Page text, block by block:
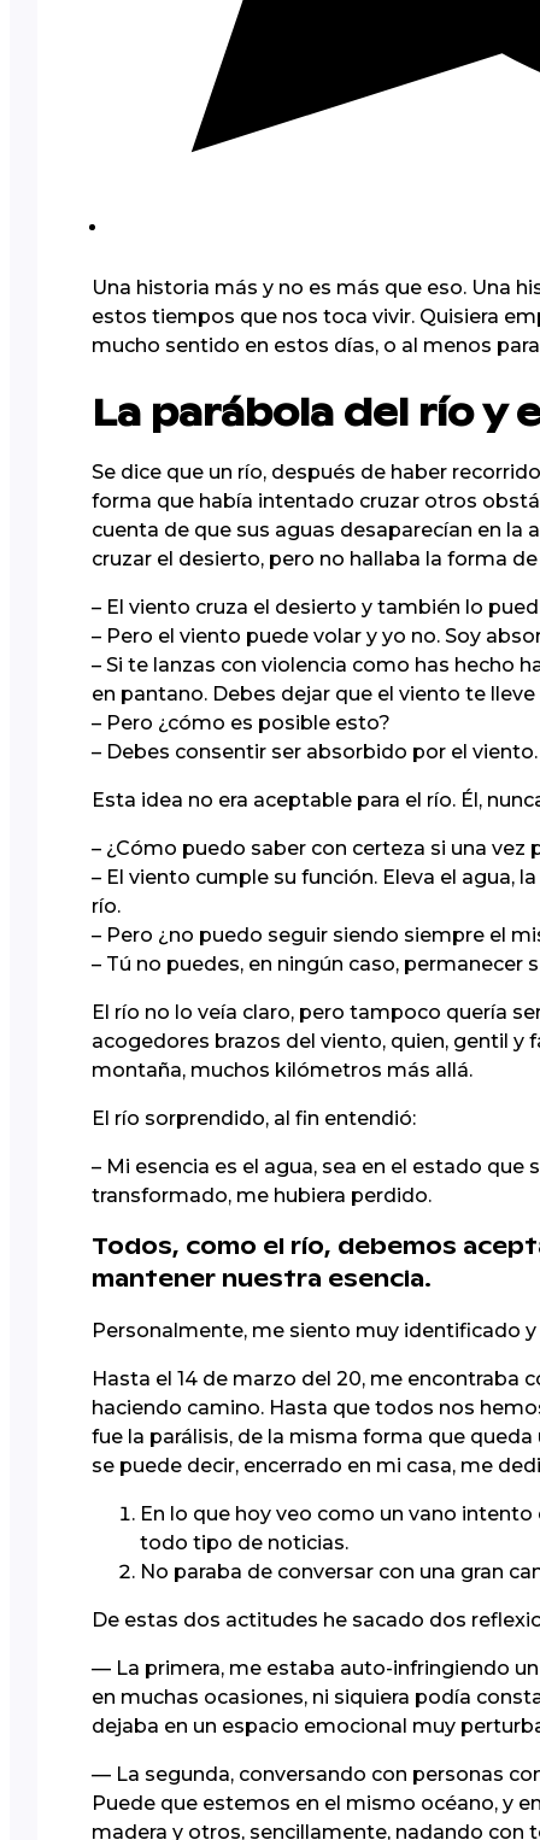
Una historia más y no es más que eso. Una
estos tiempos que nos toca vivir. Quisiera
mucho sentido en estos días, o al menos
La parábola del río y
Se dice que un río, después de haber
forma que había intentado cruzar otros
cuenta de que sus aguas desaparecían en la
cruzar el desierto, pero no hallaba la forma
– El viento cruza el desierto y también lo
– Pero el viento puede volar y yo no. Soy
– Si te lanzas con violencia como has hecho
en pantano. Debes dejar que el viento te
– Pero ¿cómo es posible esto?
– Debes consentir ser absorbido por el viento.
Esta idea no era aceptable para el río. Él,
– ¿Cómo puedo saber con certeza si una
– El viento cumple su función. Eleva el agua,
río.
– Pero ¿no puedo seguir siendo siempre el
– Tú no puedes, en ningún caso,
El río no lo veía claro, pero tampoco quería
acogedores brazos del viento, quien, gentil y
montaña, muchos kilómetros más allá.
El río sorprendido, al fin entendió:
– Mi esencia es el agua, sea en el estado
transformado, me hubiera perdido.
Todos, como el río, debemos
mantener nuestra esencia.
Personalmente, me siento muy identificado
Hasta el 14 de marzo del 20, me
haciendo camino. Hasta que todos nos
fue la parálisis, de la misma forma que
se puede decir, encerrado en mi casa, me
En lo que hoy veo como un vano
todo tipo de noticias.
No paraba de conversar con una gran
De estas dos actitudes he sacado dos
— La primera, me estaba auto-infringiendo
en muchas ocasiones, ni siquiera podía
dejaba en un espacio emocional muy
— La segunda, conversando con personas
Puede que estemos en el mismo océano, y
madera y otros, sencillamente, nadando con